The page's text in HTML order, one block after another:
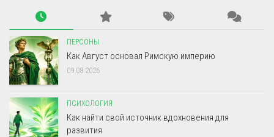
ПЕРСОНЫ
Как Август основал Римскую империю
09.08.2026
ПСИХОЛОГИЯ
Как найти свой источник вдохновения для
развития